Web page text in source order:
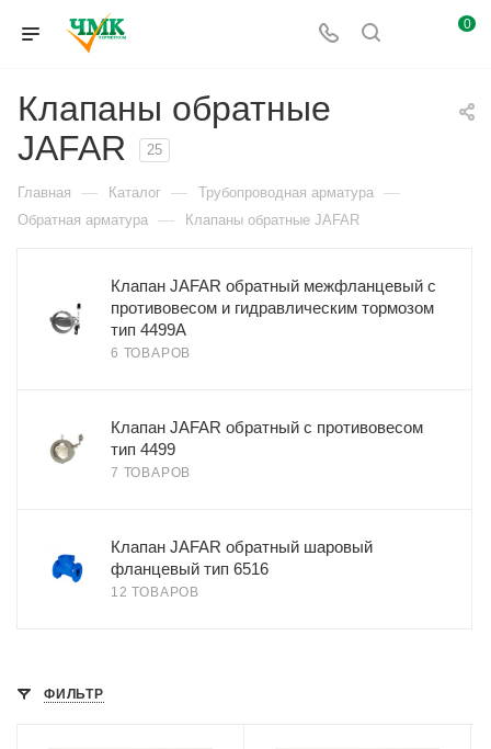
0
Клапаны обратные
JAFAR
25
Главная — Каталог — Трубопроводная арматура —
Обратная арматура — Клапаны обратные JAFAR
Клапан JAFAR обратный межфланцевый с
противовесом и гидравлическим тормозом
тип 4499A
6 ТОВАРОВ
Клапан JAFAR обратный с противовесом
тип 4499
7 ТОВАРОВ
Клапан JAFAR обратный шаровый
фланцевый тип 6516
12 ТОВАРОВ
ФИЛЬТР